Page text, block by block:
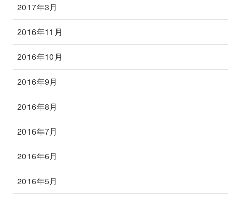
2017年3月
2016年11月
2016年10月
2016年9月
2016年8月
2016年7月
2016年6月
2016年5月